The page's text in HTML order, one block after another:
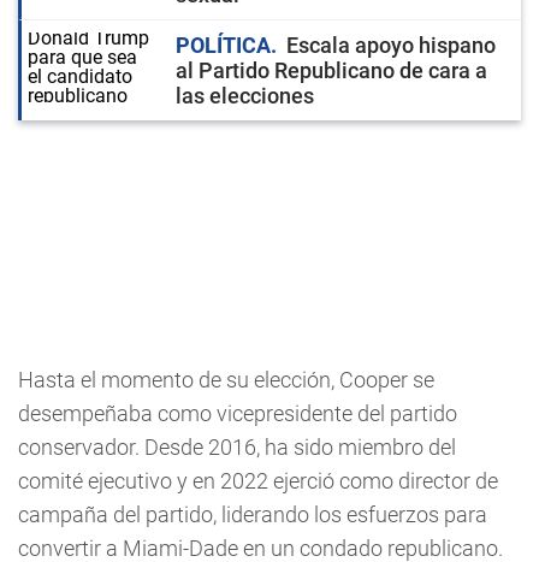
POLÍTICA
Escala apoyo hispano
al Partido Republicano de cara a
las elecciones
Hasta el momento de su elección, Cooper se
desempeñaba como vicepresidente del partido
conservador. Desde 2016, ha sido miembro del
comité ejecutivo y en 2022 ejerció como director de
campaña del partido, liderando los esfuerzos para
convertir a Miami-Dade en un condado republicano.